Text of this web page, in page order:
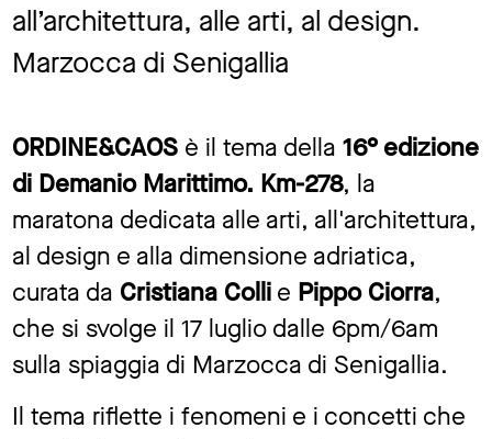
all’architettura, alle arti, al design.
Marzocca di Senigallia
ORDINE&CAOS è il tema della 16° edizione
di Demanio Marittimo. Km-278, la
maratona dedicata alle arti, all'architettura,
al design e alla dimensione adriatica,
curata da Cristiana Collie Pippo Ciorra,
che si svolge il 17 luglio dalle 6pm/6am
sulla spiaggia di Marzocca di Senigallia.
Il tema riflette i fenomeni e i concetti che